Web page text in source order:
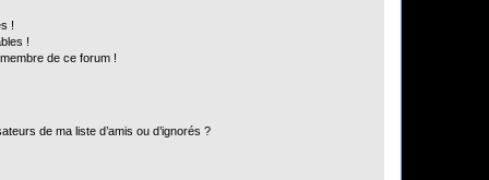
!
!
de ce forum !
de ma liste d’amis ou d’ignorés ?